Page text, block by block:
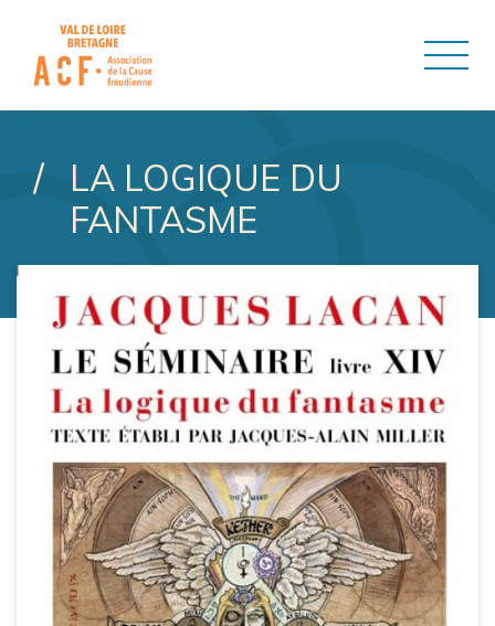
ASSOCIATION DE LA
LA LOGIQUE DU
FANTASME